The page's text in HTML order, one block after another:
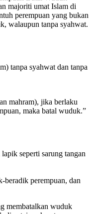
majoriti umat Islam di
perempuan yang bukan
walaupun tanpa syahwat.
tanpa syahwat dan tanpa
mahram), jika berlaku
maka batal wuduk.”
seperti sarung tangan
beradik perempuan, dan
membatalkan wuduk